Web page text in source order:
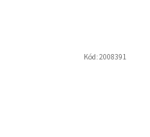
Kód:2008391